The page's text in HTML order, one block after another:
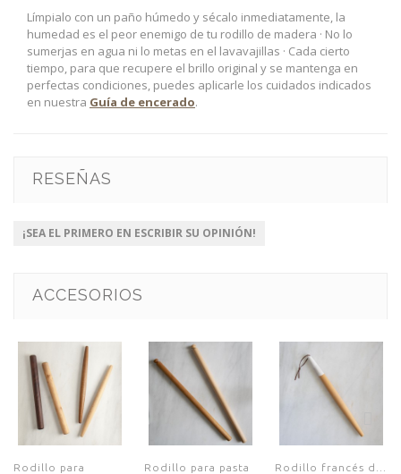
Límpialo con un paño húmedo y sécalo inmediatamente, la
humedad es el peor enemigo de tu rodillo de madera · No lo
sumerjas en agua ni lo metas en el lavavajillas · Cada cierto
tiempo, para que recupere el brillo original y se mantenga en
perfectas condiciones, puedes aplicarle los cuidados indicados
en nuestra Guía de encerado.
RESEÑAS
¡SEA EL PRIMERO EN ESCRIBIR SU OPINIÓN!
ACCESORIOS
Rodillo para
Rodillo para pasta Rodillo francés d...